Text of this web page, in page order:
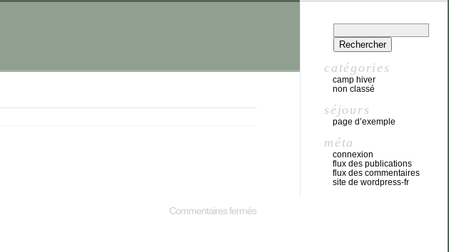
Commentaires fermés
catégories
camp hiver
non classé
séjours
page d’exemple
méta
connexion
flux des publications
flux des commentaires
site de wordpress-fr